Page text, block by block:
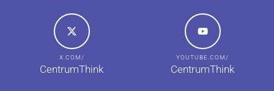
X.COM/
CentrumThink
YOUTUBE.COM/
CentrumThink